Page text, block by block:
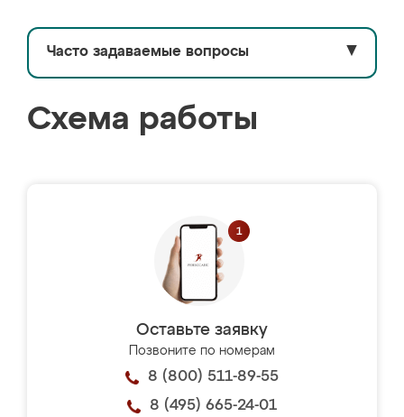
Часто задаваемые вопросы ▼
Схема работы
Оставьте заявку
Позвоните по номерам
8 (800) 511-89-55
8 (495) 665-24-01